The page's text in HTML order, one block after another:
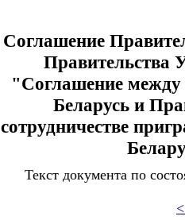
Соглашение
Правительства
"Соглашение между
Беларусь и
сотрудничестве
Текст документа по